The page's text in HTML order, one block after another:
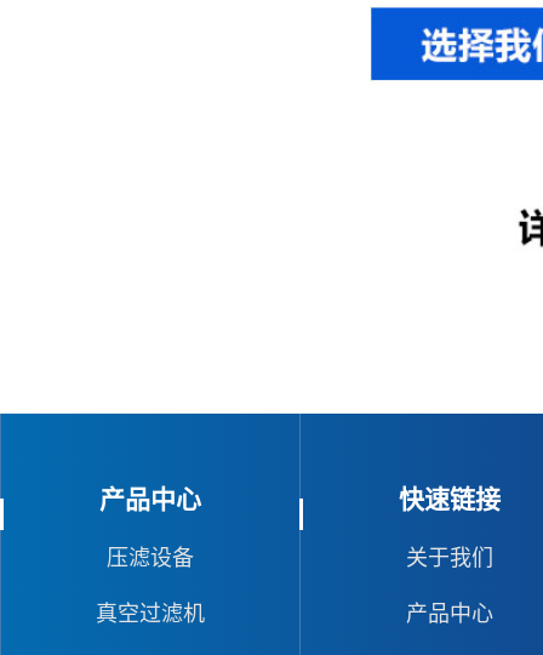
产品中心
压滤设备
真空过滤机
快速链接
关于我们
产品中心